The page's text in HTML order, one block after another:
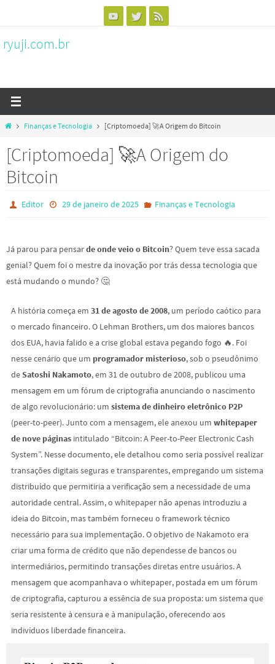
content
ryuji.com.br
HomeFinanças e Tecnologia [Criptomoeda] 🚀A Origem do Bitcoin
[Criptomoeda] 🚀A Origem do
Bitcoin
Editor 29 de janeiro de 2025 Finanças e Tecnologia
Já parou para pensarde onde veio o Bitcoin? Quem teve essa sacada
genial? Quem foi o mestre da inovação por trás dessa tecnologia que
está mudando o mundo? 🤔
A história começa em 31 de agosto de 2008, um período caótico para
o mercado financeiro. O Lehman Brothers, um dos maiores bancos
dos EUA, havia falido e a crise global estava pegando fogo 🔥. Foi
nesse cenário que um programador misterioso, sob o pseudônimo
deSatoshi Nakamoto, em 31 de outubro de 2008, publicou uma
mensagem em um fórum de criptografia anunciando o nascimento
de algo revolucionário: um sistema de dinheiro eletrônico P2P
(peer-to-peer). Junto com a mensagem, ele anexou um whitepaper
de nove páginas intitulado “Bitcoin: A Peer-to-Peer Electronic Cash
System”. Nesse documento, ele detalhou como seria possível realizar
transações digitais seguras e transparentes, empregando um sistema
distribuído que permitiria a verificação sem a necessidade de uma
autoridade central. Assim, o whitepaper não apenas introduziu a
ideia do Bitcoin, mas também forneceu o framework técnico
necessário para sua implementação. O objetivo de Nakamoto era
criar uma forma de crédito que não dependesse de bancos ou
intermediários, permitindo transações diretas entre usuários. A
mensagem que acompanhava o whitepaper, postada em um fórum
de criptografia, capturou a essência de sua proposta: um sistema que
seria resistente à censura e à manipulação, oferecendo aos
indivíduos liberdade financeira.